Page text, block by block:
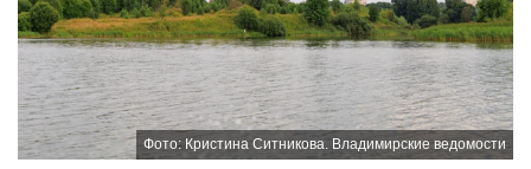
Фото: Кристина Ситникова. Владимирские ведомости